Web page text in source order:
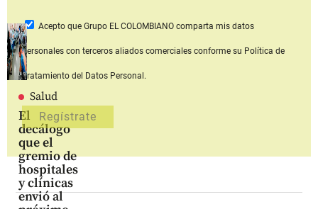
Salud
El
decálogo
que el
gremio de
hospitales
y clínicas
envió al
Acepto que Grupo EL COLOMBIANOcomparta mis datos
personales con terceros aliados comerciales conforme su Política de
Tratamiento del Datos Personal.